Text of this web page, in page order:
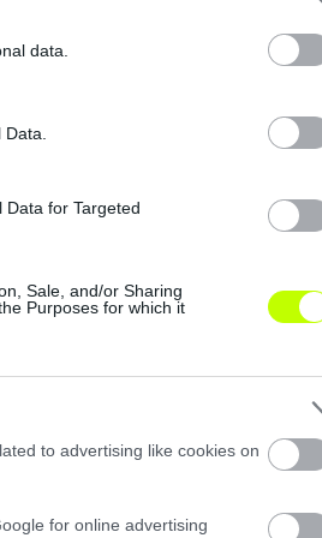
data.
for Targeted
Sale, and/or Sharing
Purposes for which it
to advertising like cookies on
for online advertising
felkészülési
a bajnoki folytatásra
Akadémiát fogadja,